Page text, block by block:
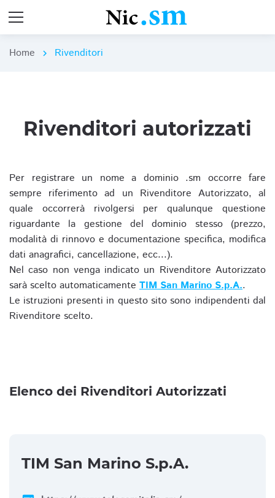
Home chevron_right Rivenditori
Rivenditori autorizzati
Per registrare un nome a dominio .sm occorre fare
sempre riferimento ad un Rivenditore Autorizzato, al
quale occorrerà rivolgersi per qualunque questione
riguardante la gestione del dominio stesso (prezzo,
modalità di rinnovo e documentazione specifica, modifica
dati anagrafici, cancellazione, ecc...).
Nel caso non venga indicato un Rivenditore Autorizzato
sarà scelto automaticamente TIM San Marino S.p.A..
Le istruzioni presenti in questo sito sono indipendenti dal
Rivenditore scelto.
Elenco dei Rivenditori Autorizzati
TIM San Marino S.p.A.